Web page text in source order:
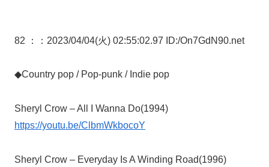
82 ： ：2023/04/04(火) 02:55:02.97 ID:/On7GdN90.net
◆Country pop / Pop-punk / Indie pop
Sheryl Crow – All I Wanna Do(1994)
https://youtu.be/ClbmWkbocoY
Sheryl Crow – Everyday Is A Winding Road(1996)